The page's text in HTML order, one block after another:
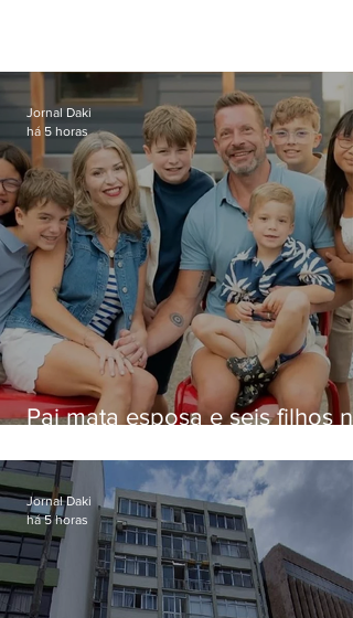
Pai mata esposa e seis filhos
Jornal Daki
há 5 horas
Jornal Daki
há 5 horas